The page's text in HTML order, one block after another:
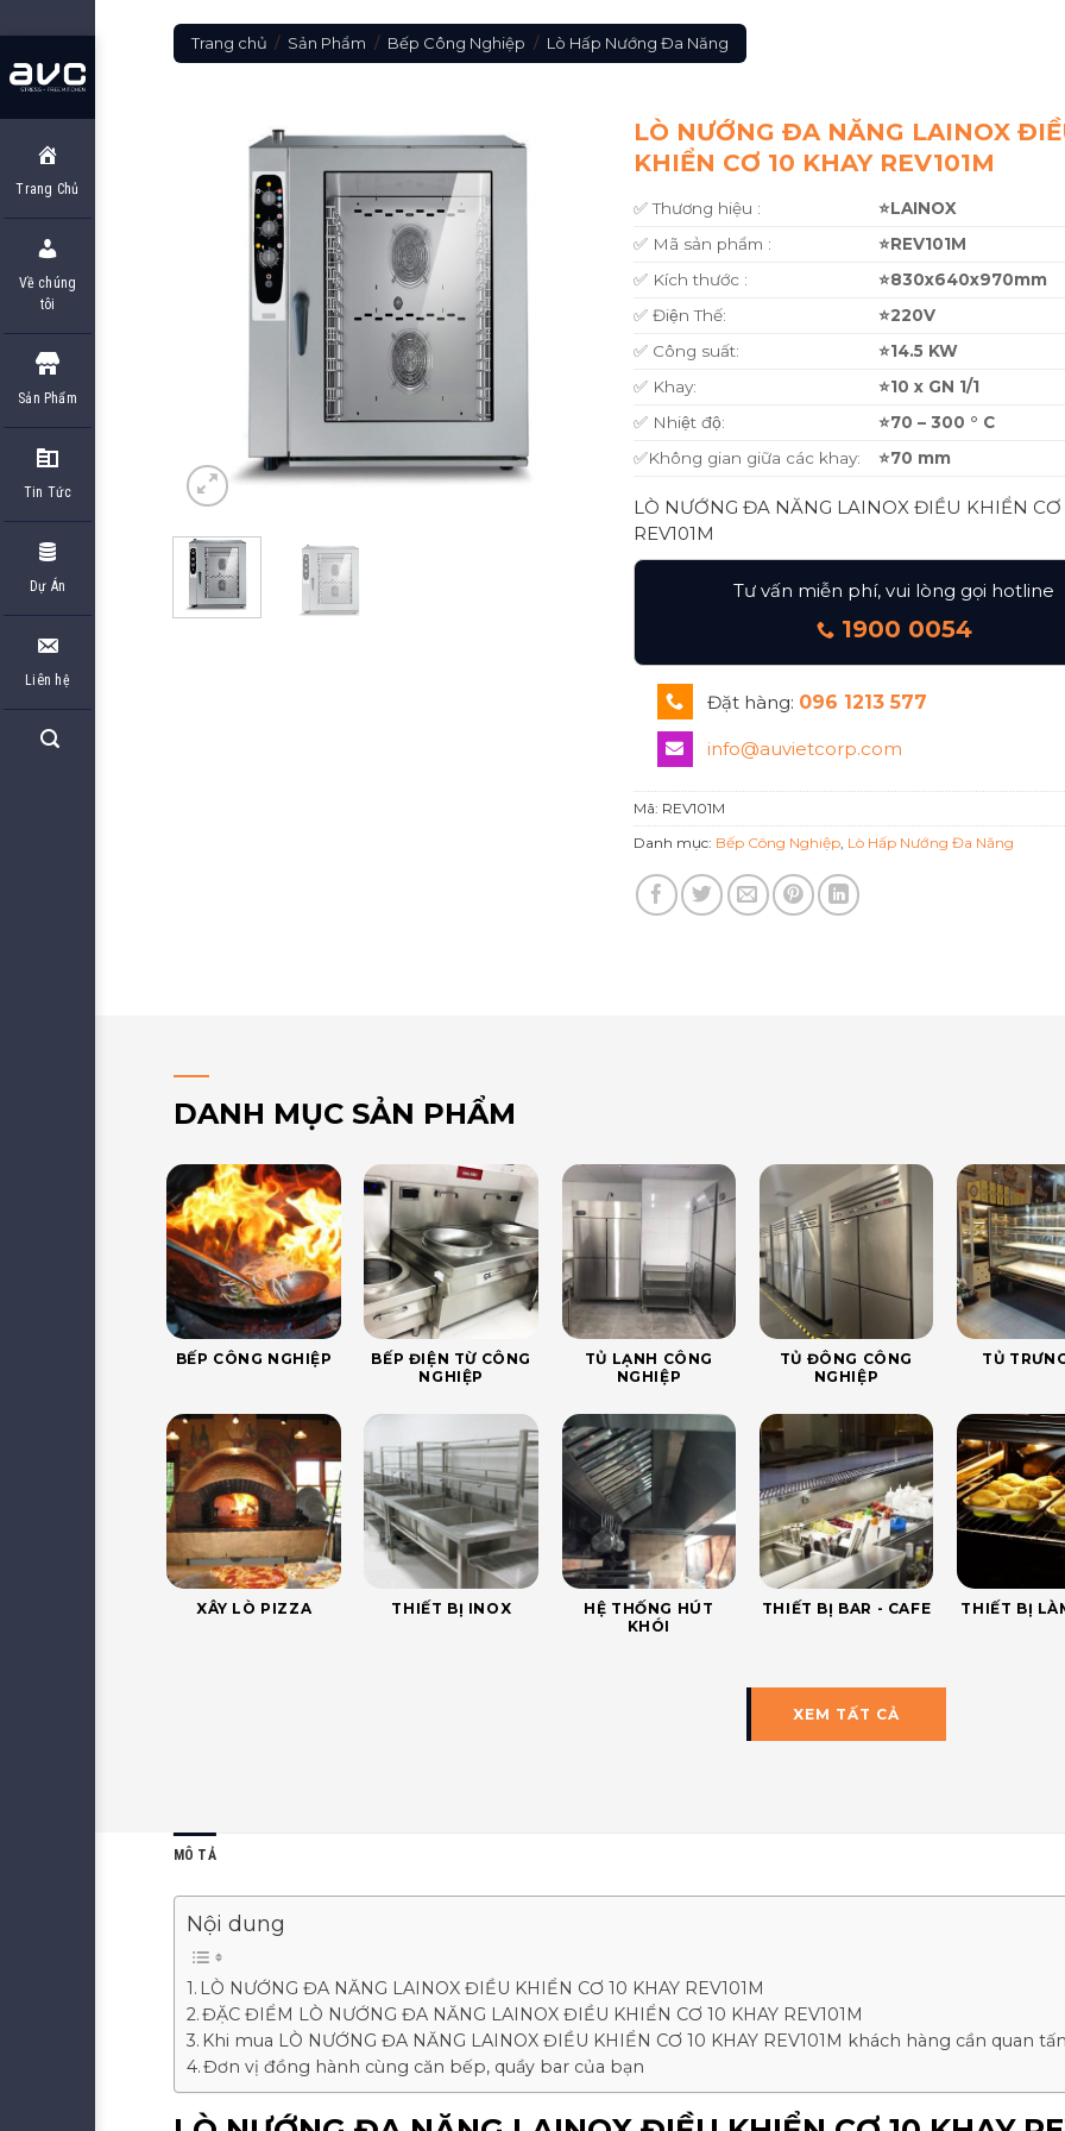
to
content
Trang Chủ
Về chúng
tôi
Sản Phẩm
Tin Tức
Dự Án
Liên hệ
Trang chủ / Sản Phẩm / Bếp Công Nghiệp / Lò Hấp Nướng Đa Năng
LÒ NƯỚNG ĐA NĂNG LAINOX
KHIỂN CƠ 10 KHAY REV101M
✅ Thương hiệu :
⭐LAINOX
✅ Mã sản phẩm :
⭐REV101M
✅ Kích thước :
⭐830x640x970mm
✅ Điện Thế:
⭐220V
✅ Công suất:
⭐14.5 KW
✅ Khay:
⭐10 x GN 1/1
✅ Nhiệt độ:
⭐70 – 300 ° C
✅Không gian giữa các khay:
⭐70 mm
LÒ NƯỚNG ĐA NĂNG LAINOX ĐIỀU KHIỂN CƠ
REV101M
Tư vấn miễn phí, vui lòng gọi hotline
1900 0054
Đặt hàng: 096 1213 577
info@auvietcorp.com
Mã: REV101M
Danh mục: Bếp Công Nghiệp Lò Hấp Nướng Đa Năng
DANH MỤC SẢN PHẨM
BẾP CÔNG NGHIỆP
BẾP ĐIỆN TỪ CÔNG
NGHIỆP
TỦ LẠNH CÔNG
NGHIỆP
TỦ ĐÔNG CÔNG
NGHIỆP
TỦ
XÂY LÒ PIZZA THIẾT BỊ INOX
HỆ THỐNG HÚT
KHÓI
THIẾT BỊ BAR - CAFE THIẾT BỊ
XEM TẤT CẢ
MÔ TẢ
Nội dung
LÒ NƯỚNG ĐA NĂNG LAINOX ĐIỀU KHIỂN CƠ 10 KHAY REV101M
ĐẶC ĐIỂM LÒ NƯỚNG ĐA NĂNG LAINOX ĐIỀU KHIỂN CƠ 10 KHAY REV101M
Khi mua LÒ NƯỚNG ĐA NĂNG LAINOX ĐIỀU KHIỂN CƠ 10 KHAY REV101M khách hàng cần quan
Đơn vị đồng hành cùng căn bếp, quầy bar của bạn